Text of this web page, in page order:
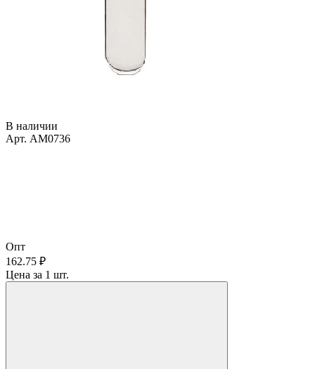
В наличии
Арт. AM0736
Опт
162.75 ₽
Цена за 1 шт.